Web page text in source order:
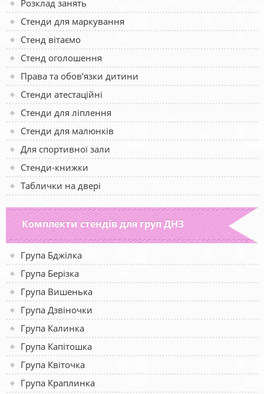
Розклад занять
Стенди для маркування
Стенд вітаємо
Стенд оголошення
Права та обов’язки дитини
Стенди атестаційні
Стенди для ліплення
Стенди для малюнків
Для спортивної зали
Стенди-книжки
Таблички на двері
Комплекти стендів для груп ДНЗ
Група Бджілка
Група Берізка
Група Вишенька
Група Дзвіночки
Група Калинка
Група Капітошка
Група Квіточка
Група Краплинка